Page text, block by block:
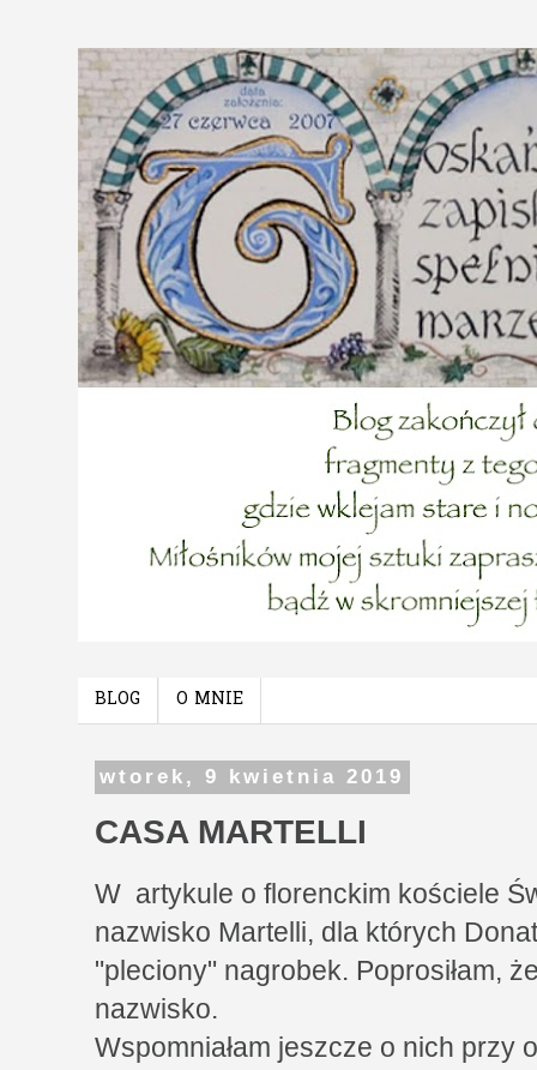
BLOG O MNIE
wtorek, 9 kwietnia 2019
CASA MARTELLI
W artykule o florenckim kościele
nazwisko Martelli, dla których
"pleciony" nagrobek. Poprosiłam,
nazwisko.
Wspomniałam jeszcze o nich przy